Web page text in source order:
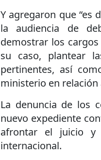
Y agregaron que “es
la audiencia de
demostrar los
su caso, plantear
pertinentes, así
ministerio en relación
La denuncia de los
nuevo expediente
afrontar el juicio y
internacional.